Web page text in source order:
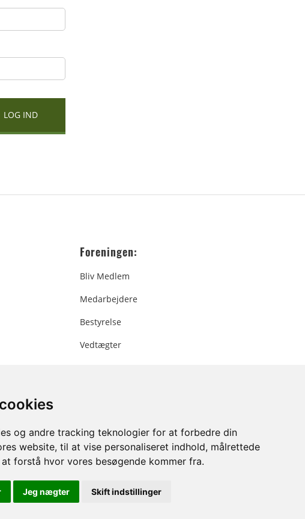
og andre tracking teknologier for at forbedre din
website, til at vise personaliseret indhold, målrettede
forstå hvor vores besøgende kommer fra.
Jeg nægter Skift indstillinger
Foreningen:
Bliv Medlem
Medarbejdere
Bestyrelse
Vedtægter